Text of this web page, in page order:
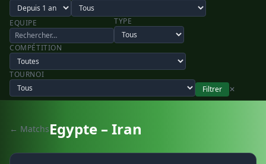
EQUIPE TYPE
COMPÉTITION
TOURNOI
Filtrer
✕
← MatchsEgypte – Iran